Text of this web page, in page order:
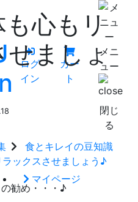
ログ
イン
カー
ト
メニ
ュー
閉じ
る
マイページ
も心もリ
せましょ
食とキレイの豆知識
ックスさせましょう♪
勧め・・・♪